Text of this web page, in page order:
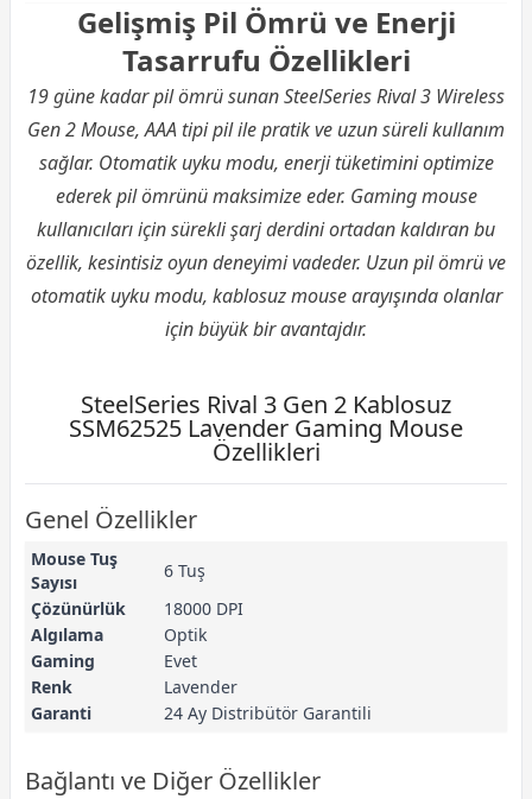
Gelişmiş Pil Ömrü ve Enerji
Tasarrufu Özellikleri
19 güne kadar pil ömrü sunan SteelSeries Rival 3 Wireless
Gen 2 Mouse, AAA tipi pil ile pratik ve uzun süreli kullanım
sağlar. Otomatik uyku modu, enerji tüketimini optimize
ederek pil ömrünü maksimize eder. Gaming mouse
kullanıcıları için sürekli şarj derdini ortadan kaldıran bu
özellik, kesintisiz oyun deneyimi vadeder. Uzun pil ömrü ve
otomatik uyku modu, kablosuz mouse arayışında olanlar
için büyük bir avantajdır.
SteelSeries Rival 3 Gen 2 Kablosuz
SSM62525 Lavender Gaming Mouse
Özellikleri
Genel Özellikler
Mouse Tuş
Sayısı
6 Tuş
Çözünürlük
18000 DPI
Algılama
Optik
Gaming
Evet
Renk
Lavender
Garanti
24 Ay Distribütör Garantili
Bağlantı ve Diğer Özellikler